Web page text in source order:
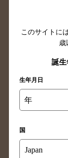
滋賀県
山口
香川
高知県
長崎
大分県
このサイトに
歳
誕生
生年月日
年
国